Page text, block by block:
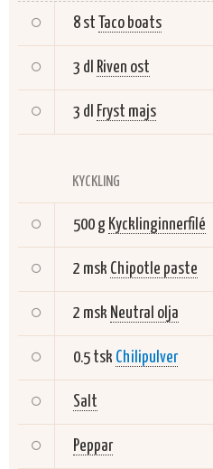
8 st Taco boats
3 dl Riven ost
3 dl Fryst majs
KYCKLING
500 g Kycklinginnerfilé
2 msk Chipotle paste
2 msk Neutral olja
0.5 tsk Chilipulver
Salt
Peppar